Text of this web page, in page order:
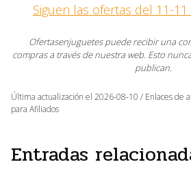
Siguen las ofertas del 11-11
Ofertasenjuguetes puede recibir una
compras a través de nuestra web. Esto
publican.
Última actualización el 2026-08-10 / Enlaces de
para Afiliados
Entradas